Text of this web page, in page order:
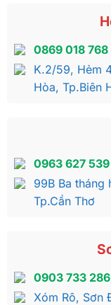
0869 018 768|
K.2/59, Hẻm
Hòa, Tp.Biên
0963 627 539
99B Ba tháng
Tp.Cần Thơ
0903 733 286
Xóm Rô, Sơn